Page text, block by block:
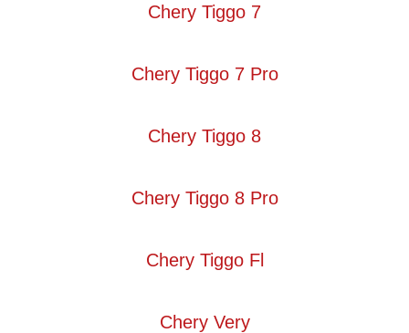
Chery Tiggo 7
Chery Tiggo 7 Pro
Chery Tiggo 8
Chery Tiggo 8 Pro
Chery Tiggo Fl
Chery Very